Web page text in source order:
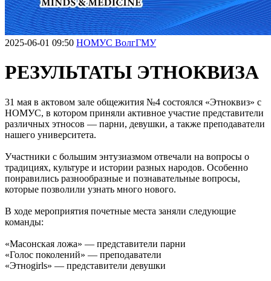
2025-06-01 09:50 НОМУС ВолгГМУ
РЕЗУЛЬТАТЫ ЭТНОКВИЗА
31 мая в актовом зале общежития №4 состоялся «Этноквиз» с
НОМУС, в котором приняли активное участие представители
различных этносов — парни, девушки, а также преподаватели
нашего университета.
Участники с большим энтузиазмом отвечали на вопросы о
традициях, культуре и истории разных народов. Особенно
понравились разнообразные и познавательные вопросы,
которые позволили узнать много нового.
В ходе мероприятия почетные места заняли следующие
команды:
«Масонская ложа» — представители парни
«Голос поколений» — преподаватели
«Этноgirls» — представители девушки